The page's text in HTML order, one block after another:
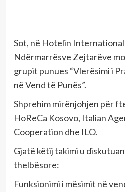
Sot, në Hotelin International
Ndërmarrësve Zejtarëve
grupit punues “Vlerësimi i
në Vend të Punës”.
Shprehim mirënjohjen për
HoReCa Kosovo, Italian
Cooperation dhe ILO.
Gjatë këtij takimi u
thelbësore:
Funksionimi i mësimit në